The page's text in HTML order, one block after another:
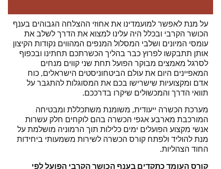
על מנת לאפשר למועמדינו את אחוזי ההצלחה הגבוהים בענף
הכושר הקרבי ובכלל היה עלינו למצוא את הדרך לשלב את
עומסי המיונים ושלבי המסלול המנפים המהווים נקודות הקיצון
אותן תתבקשו לפרוץ כבר בהליך הכשרתכם תחתינו ובכפוף
לסרגל מאמצים מבוקר הפועל תחת שני קווים מנחים
המאפיינים היום את עולם הביטחוניסטים הישראלים, כוח
אדם ומקצועיות שישרישו בכם את המסוגלות להתגבר על
תוואי הדרך והמכשולים שיקרו בדרככם.
מערכת הכשרה ייעודית, משומנת משתכללת ומבטיחה
המורכבת מארבע אגפי הכשרה בהם לוקחים חלק עשרות
אנשי מקצוע הפועלים ימים כלילות תוך הרמוניה מושלמת על
מנת להוליד ולפתח קורס הכשרה לשירות משמעותי ביחידות
החוד הצהליות.
קורס העומד כתקדים בענף הכושר הקרבי הפועל לפי